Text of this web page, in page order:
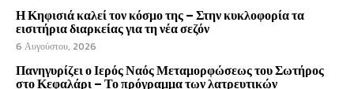
Η Κηφισιά καλεί τον κόσμο της – Στην κυκλοφορία τα
εισιτήρια διαρκείας για τη νέα σεζόν
6 Αυγούστου, 2026
Πανηγυρίζει ο Ιερός Ναός Μεταμορφώσεως του Σωτήρος
στο Κεφαλάρι – Το πρόγραμμα των λατρευτικών